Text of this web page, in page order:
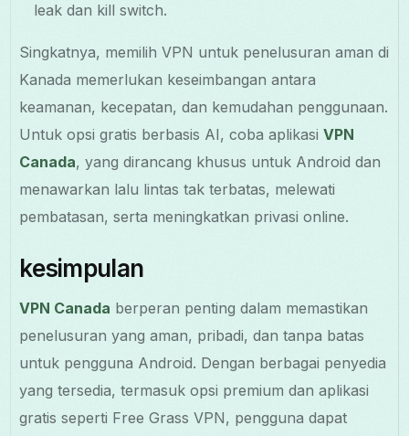
leak dan kill switch.
Singkatnya, memilih VPN untuk penelusuran aman di
Kanada memerlukan keseimbangan antara
keamanan, kecepatan, dan kemudahan penggunaan.
Untuk opsi gratis berbasis AI, coba aplikasiVPN
Canada, yang dirancang khusus untuk Android dan
menawarkan lalu lintas tak terbatas, melewati
pembatasan, serta meningkatkan privasi online.
kesimpulan
VPN Canada berperan penting dalam memastikan
penelusuran yang aman, pribadi, dan tanpa batas
untuk pengguna Android. Dengan berbagai penyedia
yang tersedia, termasuk opsi premium dan aplikasi
gratis seperti Free Grass VPN, pengguna dapat